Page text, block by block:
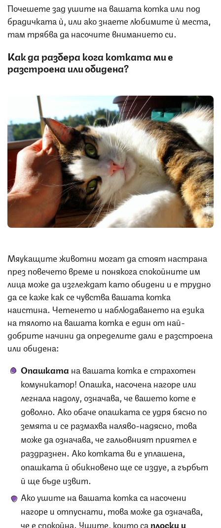
Почешете зад ушите на вашата котка или под
брадичката ѝ, или ако знаете любимите ѝ места,
там трябва да насочите вниманието си.
Как да разбера кога котката ми е
разстроена или обидена?
Снимка: iStock
Мяукащите животни могат да стоят настрана
през повечето време и понякога спокойните им
лица може да изглеждат като обидени и е трудно
да се каже как се чувства вашата котка
наистина. Четенето и наблюдаването на езика
на тялото на вашата котка е един от най-
добрите начини да определите дали е разстроена
или обидена:
Опашката на вашата котка е страхотен
комуникатор! Опашка, насочена нагоре или
легнала надолу, означава, че вашето коте е
доволно. Ако обаче опашката се удря бясно по
земята и се размахва наляво-надясно, това
може да означава, че гальовният приятел е
раздразнен. Ако котката ви е уплашена,
опашката й обикновено ще се издуе, а гърбът
й ще бъде извит.
Ако ушите на вашата котка са насочени
нагоре и отпуснати, това може да означава,
че е спокойна. Ушите, които са плоски и